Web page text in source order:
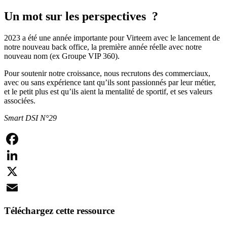
Un mot sur les perspectives ?
2023 a été une année importante pour Virteem avec le lancement de
notre nouveau back office, la première année réelle avec notre
nouveau nom (ex Groupe VIP 360).
Pour soutenir notre croissance, nous recrutons des commerciaux,
avec ou sans expérience tant qu’ils sont passionnés par leur métier,
et le petit plus est qu’ils aient la mentalité de sportif, et ses valeurs
associées.
Smart DSI N°29
Facebook
LinkedIn
X
Téléchargez cette ressource